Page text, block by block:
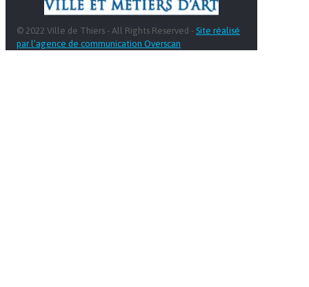
© 2022 Ville de Thiers - All Rights Reserved - Site réalisé
par l’agence de communication Overscan